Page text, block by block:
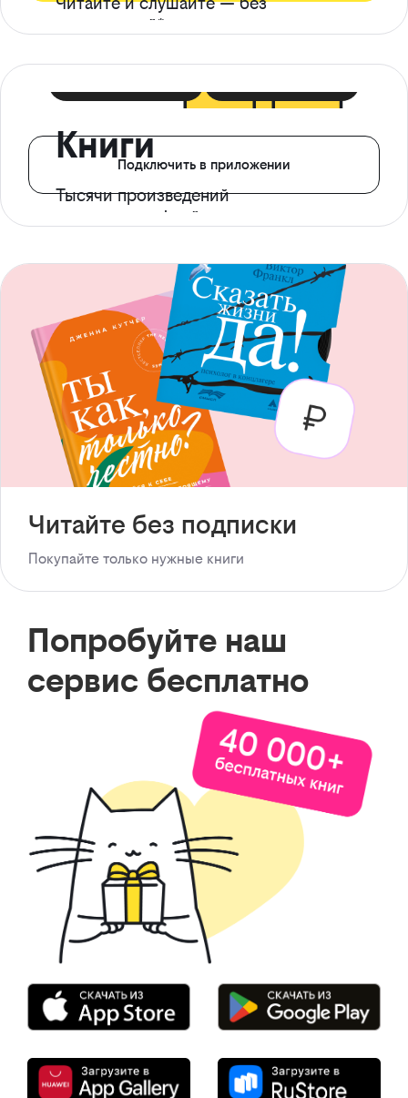
ограничений*
Книги
Тысячи произведений
с доступом офлайн
Подключить в приложении
Читайте без подписки
Покупайте только нужные книги
Попробуйте наш
сервис бесплатно